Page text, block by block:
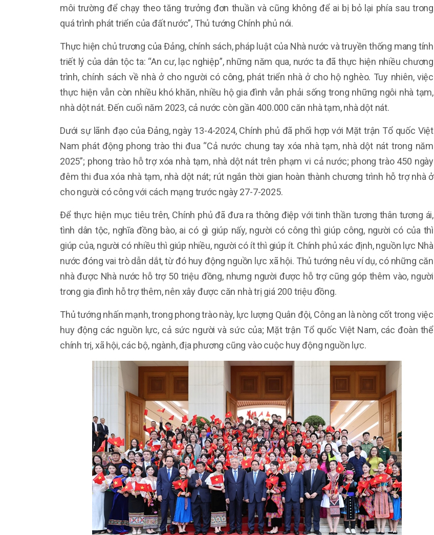
môi trường để chạy theo tăng trưởng đơn thuần và cũng không để ai bị bỏ lại phía sau trong
quá trình phát triển của đất nước”, Thủ tướng Chính phủ nói.
Thực hiện chủ trương của Đảng, chính sách, pháp luật của Nhà nước và truyền thống mang tính
triết lý của dân tộc ta: “An cư, lạc nghiệp”, những năm qua, nước ta đã thực hiện nhiều chương
trình, chính sách về nhà ở cho người có công, phát triển nhà ở cho hộ nghèo. Tuy nhiên, việc
thực hiện vẫn còn nhiều khó khăn, nhiều hộ gia đình vẫn phải sống trong những ngôi nhà tạm,
nhà dột nát. Đến cuối năm 2023, cả nước còn gần 400.000 căn nhà tạm, nhà dột nát.
Dưới sự lãnh đạo của Đảng, ngày 13-4-2024, Chính phủ đã phối hợp với Mặt trận Tổ quốc Việt
Nam phát động phong trào thi đua “Cả nước chung tay xóa nhà tạm, nhà dột nát trong năm
2025”; phong trào hỗ trợ xóa nhà tạm, nhà dột nát trên phạm vi cả nước; phong trào 450 ngày
đêm thi đua xóa nhà tạm, nhà dột nát; rút ngắn thời gian hoàn thành chương trình hỗ trợ nhà ở
cho người có công với cách mạng trước ngày 27-7-2025.
Để thực hiện mục tiêu trên, Chính phủ đã đưa ra thông điệp với tinh thần tương thân tương ái,
tình dân tộc, nghĩa đồng bào, ai có gì giúp nấy, người có công thì giúp công, người có của thì
giúp của, người có nhiều thì giúp nhiều, người có ít thì giúp ít. Chính phủ xác định, nguồn lực Nhà
nước đóng vai trò dẫn dắt, từ đó huy động nguồn lực xã hội. Thủ tướng nêu ví dụ, có những căn
nhà được Nhà nước hỗ trợ 50 triệu đồng, nhưng người được hỗ trợ cũng góp thêm vào, người
trong gia đình hỗ trợ thêm, nên xây được căn nhà trị giá 200 triệu đồng.
Thủ tướng nhấn mạnh, trong phong trào này, lực lượng Quân đội, Công an là nòng cốt trong việc
huy động các nguồn lực, cả sức người và sức của; Mặt trận Tổ quốc Việt Nam, các đoàn thể
chính trị, xã hội, các bộ, ngành, địa phương cũng vào cuộc huy động nguồn lực.